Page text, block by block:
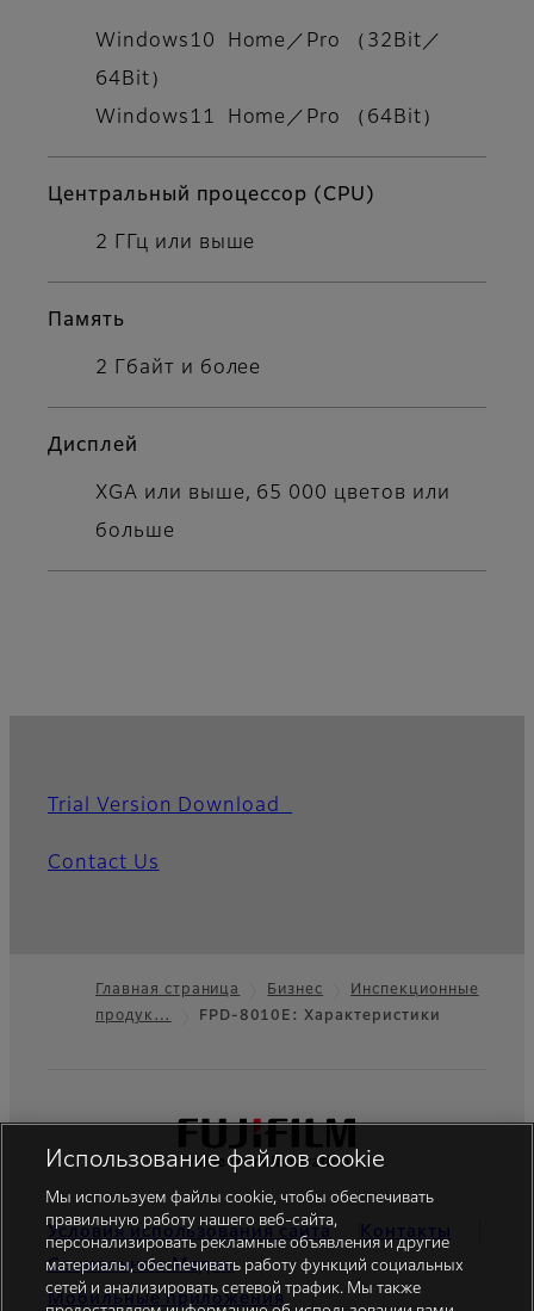
Windows10 Home／Pro （32Bit／
64Bit）
Windows11 Home／Pro （64Bit）
Центральный процессор (CPU)
2 ГГц или выше
Память
2 Гбайт и более
Дисплей
XGA или выше, 65 000 цветов или
больше
Trial Version Download
Contact Us
Footer
Главная страница Бизнес
Инспекционные
продук…
FPD-8010E: Характеристики
Условия использования сайта
Контакты
Cоциальные Mедиа
Мобильные приложения
Использование файлов cookie
Мы используем файлы cookie, чтобы обеспечивать
правильную работу нашего веб-сайта,
персонализировать рекламные объявления и другие
материалы, обеспечивать работу функций социальных
сетей и анализировать сетевой трафик. Мы также